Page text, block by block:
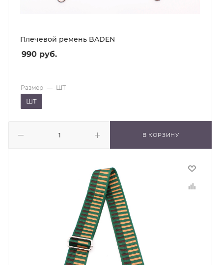
Плечевой ремень BADEN
990 руб.
В КОРЗИНУ
Размер — ШТ
ШТ